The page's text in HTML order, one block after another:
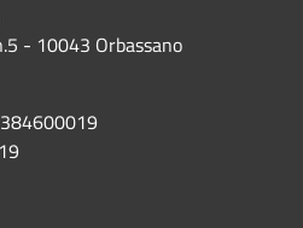
- 10043 Orbassano